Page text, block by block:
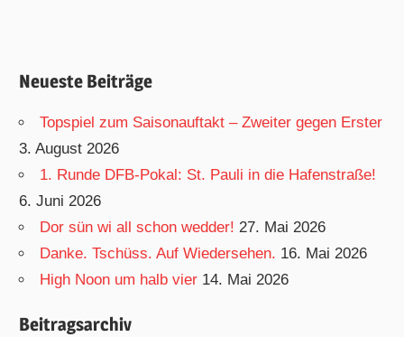
Neueste Beiträge
Topspiel zum Saisonauftakt – Zweiter gegen Erster
3. August 2026
1. Runde DFB-Pokal: St. Pauli in die Hafenstraße!
6. Juni 2026
Dor sün wi all schon wedder! 27. Mai 2026
Danke. Tschüss. Auf Wiedersehen. 16. Mai 2026
High Noon um halb vier 14. Mai 2026
Beitragsarchiv